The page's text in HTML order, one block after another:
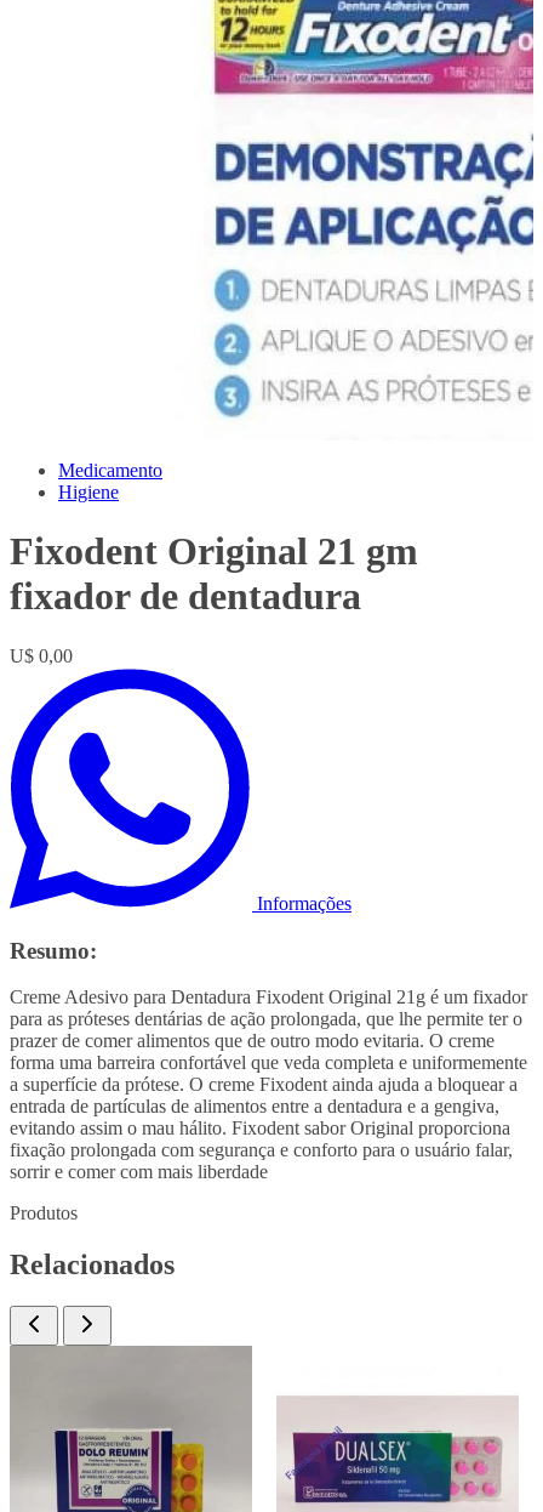
Medicamento
Higiene
Fixodent Original 21 gm
fixador de dentadura
U$ 0,00
Informações
Resumo:
Creme Adesivo para Dentadura Fixodent Original 21g é um fixador
para as próteses dentárias de ação prolongada, que lhe permite ter o
prazer de comer alimentos que de outro modo evitaria. O creme
forma uma barreira confortável que veda completa e uniformemente
a superfície da prótese. O creme Fixodent ainda ajuda a bloquear a
entrada de partículas de alimentos entre a dentadura e a gengiva,
evitando assim o mau hálito. Fixodent sabor Original proporciona
fixação prolongada com segurança e conforto para o usuário falar,
sorrir e comer com mais liberdade
Produtos
Relacionados